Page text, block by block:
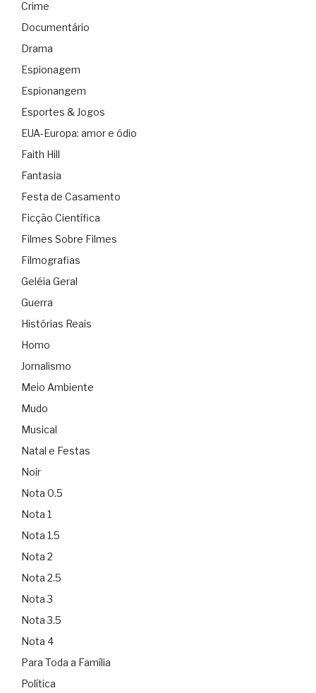
Crime
Documentário
Drama
Espionagem
Espionangem
Esportes & Jogos
EUA-Europa: amor e ódio
Faith Hill
Fantasia
Festa de Casamento
Ficção Científica
Filmes Sobre Filmes
Filmografias
Geléia Geral
Guerra
Histórias Reais
Homo
Jornalismo
Meio Ambiente
Mudo
Musical
Natal e Festas
Noir
Nota 0.5
Nota 1
Nota 1.5
Nota 2
Nota 2.5
Nota 3
Nota 3.5
Nota 4
Para Toda a Família
Política